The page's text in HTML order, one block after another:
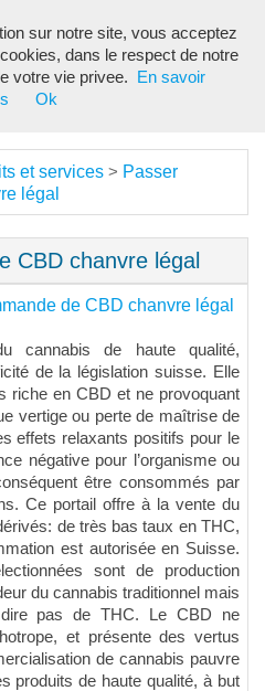
et services > Passer
légal
CBD chanvre légal
de CBD chanvre légal
cannabis de haute qualité,
de la législation suisse. Elle
riche en CBD et ne provoquant
vertige ou perte de maîtrise de
effets relaxants positifs pour le
négative pour l’organisme ou
être consommés par
Ce portail offre à la vente du
de très bas taux en THC,
est autorisée en Suisse.
sont de production
du cannabis traditionnel mais
pas de THC. Le CBD ne
et présente des vertus
de cannabis pauvre
produits de haute qualité, à but
sur notre site, vous acceptez
dans le respect de notre
votre vie privee.
En savoir
Ok